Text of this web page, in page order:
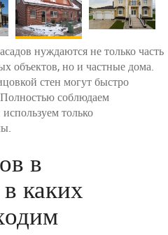
нуждаются не только часть
объектов, но и частные дома.
стен могут быстро
соблюдаем
только
в
каких